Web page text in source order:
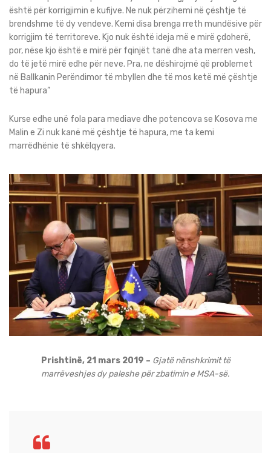
është për korrigjimin e kufijve. Ne nuk përzihemi në çështje të
brendshme të dy vendeve. Kemi disa brenga rreth mundësive për
korrigjim të territoreve. Kjo nuk është ideja më e mirë çdoherë,
por, nëse kjo është e mirë për fqinjët tanë dhe ata merren vesh,
do të jetë mirë edhe për neve. Pra, ne dëshirojmë që problemet
në Ballkanin Perëndimor të mbyllen dhe të mos ketë më çështje
të hapura”
Kurse edhe unë fola para mediave dhe potencova se Kosova me
Malin e Zi nuk kanë më çështje të hapura, me ta kemi
marrëdhënie të shkëlqyera.
Prishtinë, 21 mars 2019 – Gjatë nënshkrimit të
marrëveshjes dy paleshe për zbatimin e MSA-së.